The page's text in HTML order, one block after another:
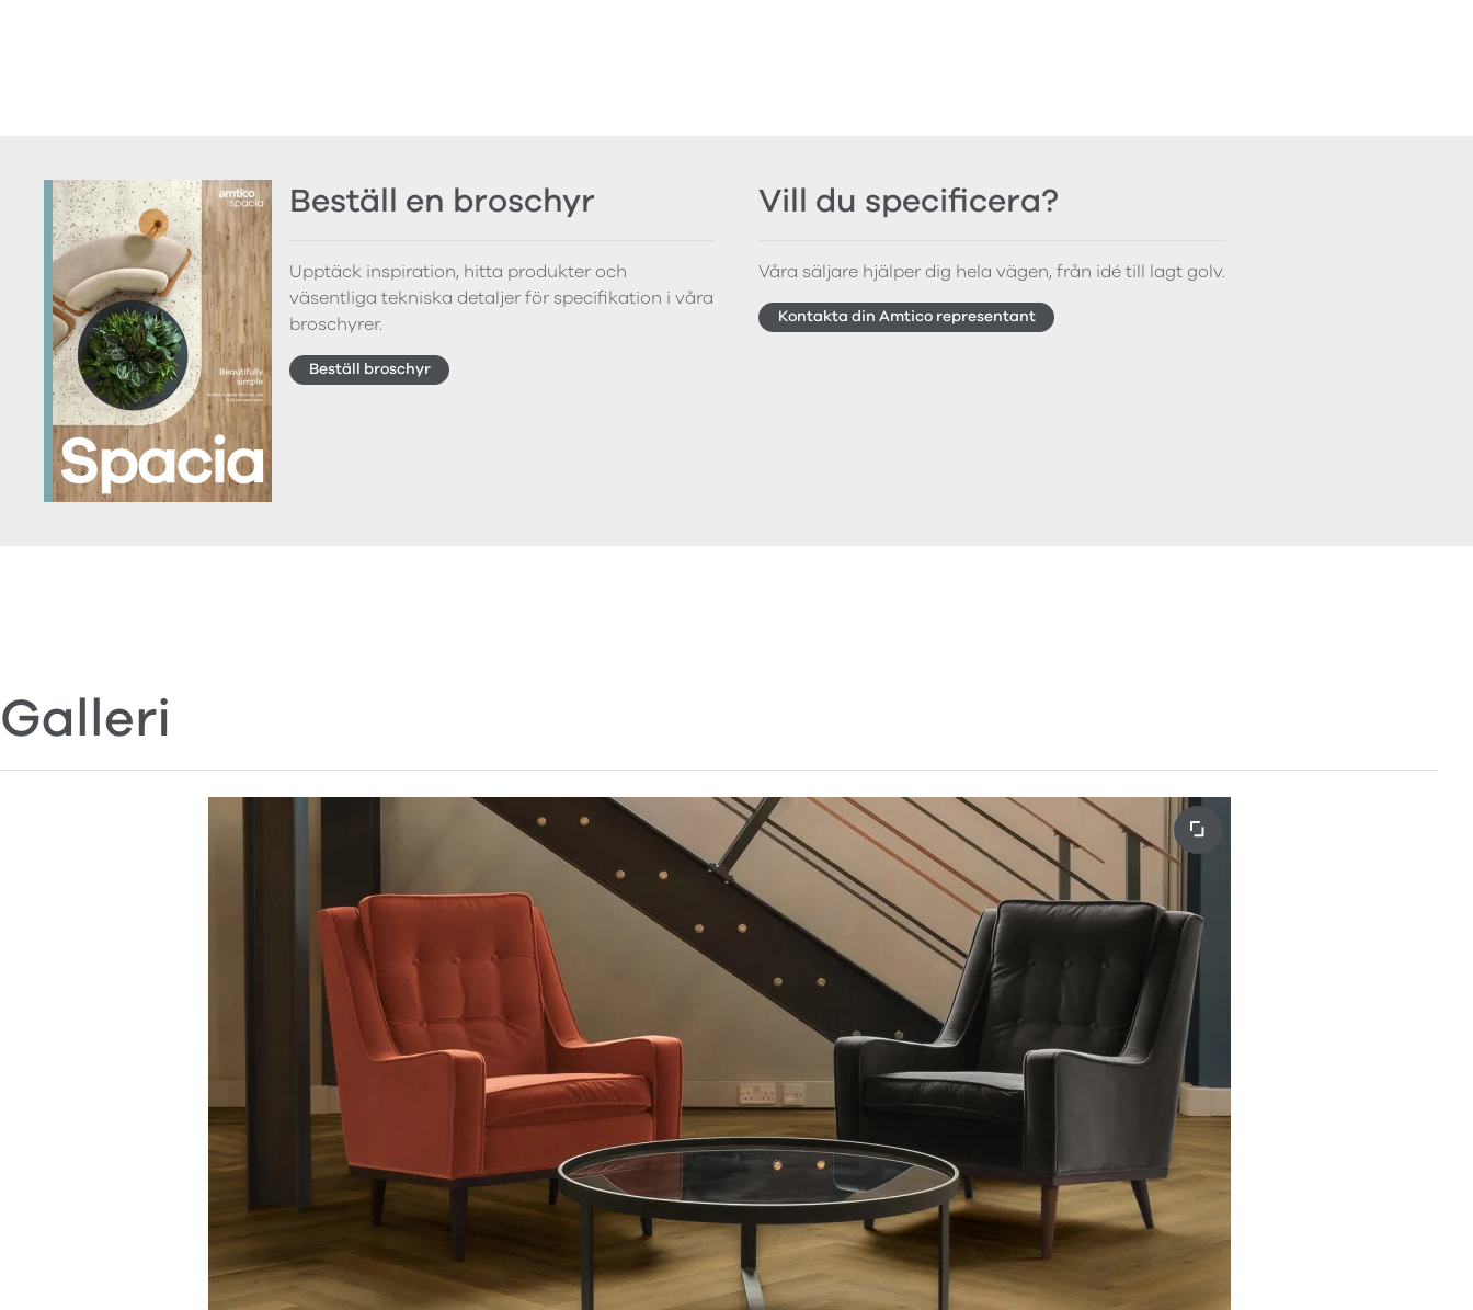
Beställ en broschyr
Upptäck inspiration, hitta produkter och
väsentliga tekniska detaljer för specifikation i våra
broschyrer.
Beställ broschyr
Vill du specificera?
Våra säljare hjälper dig hela vägen, från idé till lagt golv.
Kontakta din Amtico representant
Galleri